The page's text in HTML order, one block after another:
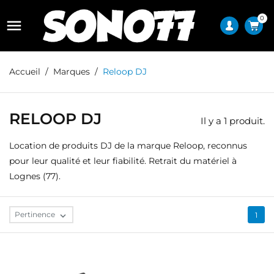
 0
Accueil Marques Reloop DJ
RELOOP DJ Il y a 1 produit.
Location de produits DJ de la marque Reloop, reconnus
pour leur qualité et leur fiabilité. Retrait du matériel à
Lognes (77).
Pertinence  1